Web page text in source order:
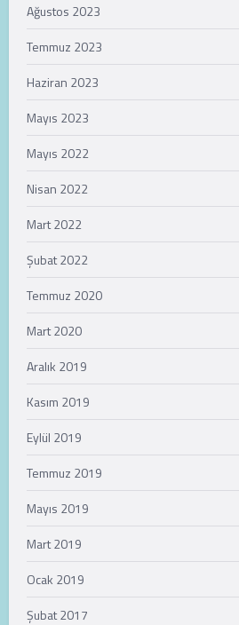
Ağustos 2023
Temmuz 2023
Haziran 2023
Mayıs 2023
Mayıs 2022
Nisan 2022
Mart 2022
Şubat 2022
Temmuz 2020
Mart 2020
Aralık 2019
Kasım 2019
Eylül 2019
Temmuz 2019
Mayıs 2019
Mart 2019
Ocak 2019
Şubat 2017